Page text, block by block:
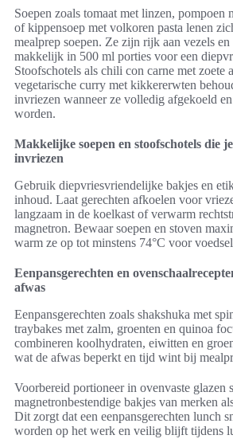
Soepen zoals tomaat met linzen, pompoen
of kippensoep met volkoren pasta lenen
mealprep soepen. Ze zijn rijk aan vezels
makkelijk in 500 ml porties voor een
Stoofschotels als chili con carne met zoete
vegetarische curry met kikkererwten
invriezen wanneer ze volledig afgekoeld
worden.
Makkelijke soepen en stoofschotels die
invriezen
Gebruik diepvriesvriendelijke bakjes en
inhoud. Laat gerechten afkoelen voor
langzaam in de koelkast of verwarm
magnetron. Bewaar soepen en stoven
warm ze op tot minstens 74°C voor
Eenpansgerechten en
afwas
Eenpansgerechten zoals shakshuka met
traybakes met zalm, groenten en quinoa
combineren koolhydraten, eiwitten en
wat de afwas beperkt en tijd wint bij
Voorbereid portioneer in ovenvaste glazen
magnetronbestendige bakjes van merken
Dit zorgt dat een eenpansgerechten lunch
worden op het werk en veilig blijft tijdens